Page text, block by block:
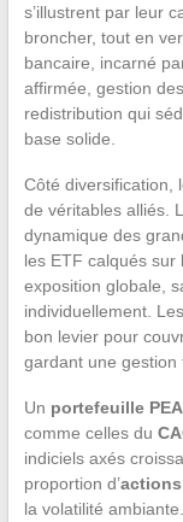
s’illustrent par leur
broncher, tout en
bancaire, incarné
affirmée, gestion
redistribution qui
base solide.
Côté diversification,
de véritables alliés.
dynamique des
les ETF calqués sur
exposition globale,
individuellement.
bon levier pour
gardant une gestion
Un portefeuille PEA
comme celles du
indiciels axés
proportion d’actions
la volatilité